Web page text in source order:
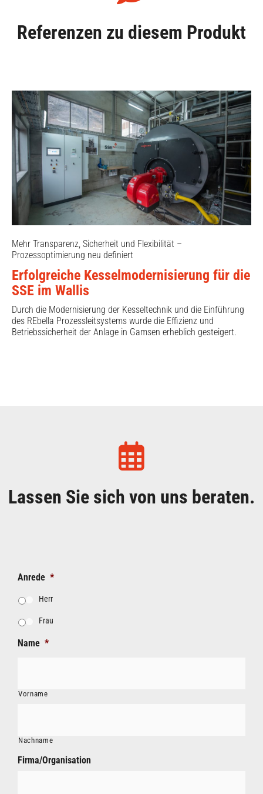
Referenzen zu diesem Produkt
Mehr Transparenz, Sicherheit und Flexibilität –
Prozessoptimierung neu definiert
Erfolgreiche Kesselmodernisierung für die
SSE im Wallis
Durch die Modernisierung der Kesseltechnik und die Einführung
des REbella Prozessleitsystems wurde die Effizienz und
Betriebssicherheit der Anlage in Gamsen erheblich gesteigert.
Lassen Sie sich von uns beraten.
Anrede *
Herr
Frau
Name *
Vorname
Nachname
Firma/Organisation